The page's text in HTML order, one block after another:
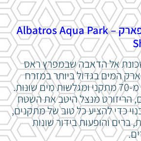
אלבטרוס אקווה פארק – Albatros Aqua Park
אל הדאבה שבמפרץ ראס
המים בגדול ביותר במזרח
התיכון, עם למעלה מ-70 מתקני ומגלשות מים שונות.
הריזורט מנצל היטב את השטח
כדי להציע כל טוב של מתקנים,
ברים והופעות בידור שונות